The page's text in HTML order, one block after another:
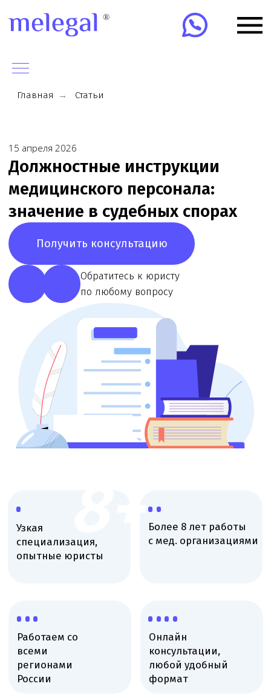
Главная
значение в судебных спорах
Получить консультацию
Обратитесь к юристу
по любому вопросу
с мед. организациями
Высокая оценка
компании на
Яндекс картах
8+
специализация,
опытные юристы